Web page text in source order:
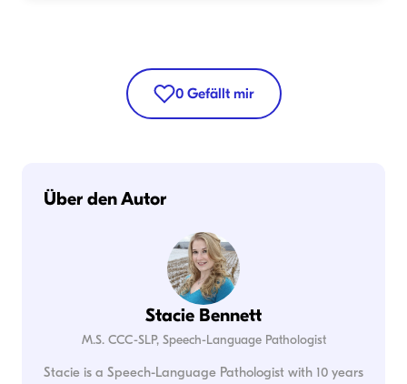
0 Gefällt mir
Über den Autor
Stacie Bennett
M.S. CCC-SLP, Speech-Language Pathologist
Stacie is a Speech-Language Pathologist with 10 years